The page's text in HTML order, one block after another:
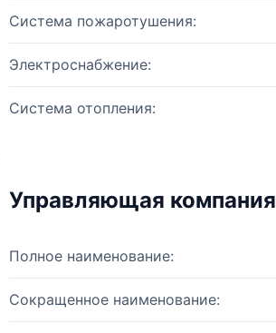
Система пожаротушения:
Электроснабжение:
Система отопления:
Управляющая компания
Полное наименование:
Сокращенное наименование: